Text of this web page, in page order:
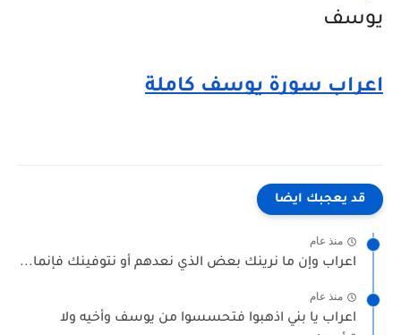
يوسف
اعراب سورة يوسف كاملة
قد يعجبك ايضا
منذ عام
اعراب وإن ما نرينك بعض الذي نعدهم أو نتوفينك فإنما...
منذ عام
اعراب يا بني اذهبوا فتحسسوا من يوسف وأخيه ولا